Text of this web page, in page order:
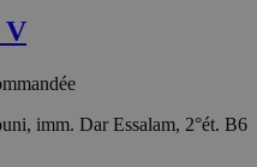
V
imm. Dar Essalam, 2°ét. B6